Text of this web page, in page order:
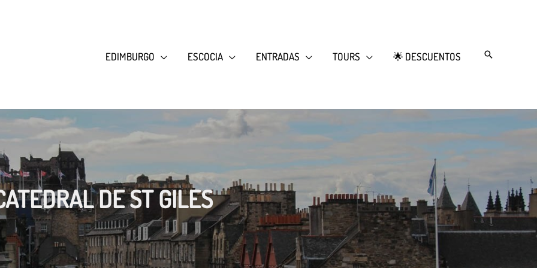
EDIMBURGO ESCOCIA ENTRADAS TOURS 🌟 DESCUENTOS Search
DE ST GILES